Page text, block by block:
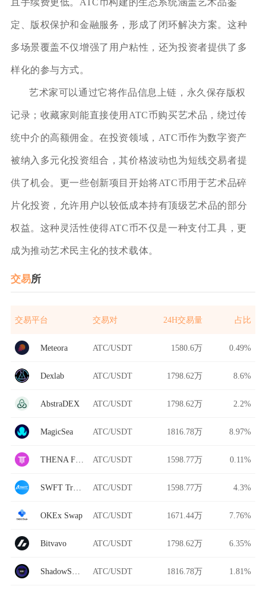
且手续费更低。ATC币构建的生态系统涵盖艺术品鉴
定、版权保护和金融服务，形成了闭环解决方案。这种
多场景覆盖不仅增强了用户粘性，还为投资者提供了多
样化的参与方式。
艺术家可以通过它将作品信息上链，永久保存版权
记录；收藏家则能直接使用ATC币购买艺术品，绕过传
统中介的高额佣金。在投资领域，ATC币作为数字资产
被纳入多元化投资组合，其价格波动也为短线交易者提
供了机会。更一些创新项目开始将ATC币用于艺术品碎
片化投资，允许用户以较低成本持有顶级艺术品的部分
权益。这种灵活性使得ATC币不仅是一种支付工具，更
成为推动艺术民主化的技术载体。
交易所
交易平台 交易对 24H交易量 占比
Meteora ATC/USDT 1580.6万 0.49%
Dexlab ATC/USDT 1798.62万 8.6%
AbstraDEX ATC/USDT 1798.62万 2.2%
MagicSea ATC/USDT 1816.78万 8.97%
ATC/USDT 1598.77万 0.11%
ATC/USDT 1598.77万 4.3%
OKEx Swap ATC/USDT 1671.44万 7.76%
Bitvavo ATC/USDT 1798.62万 6.35%
ATC/USDT 1816.78万 1.81%